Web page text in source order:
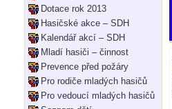
Dotace rok 2013
Hasičské akce – SDH
Kalendář akcí – SDH
Mladí hasiči – činnost
Prevence před požáry
Pro rodiče mladých hasičů
Pro vedoucí mladých hasičů